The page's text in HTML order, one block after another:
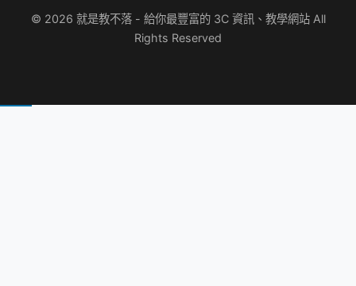
© 2026 就是教不落 - 給你最豐富的 3C 資訊、教學網站 All
Rights Reserved